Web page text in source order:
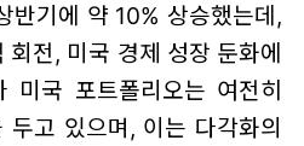
기에 약 10% 상승했는데,
전, 미국 경제 성장 둔화에
미국 포트폴리오는 여전히
고 있으며, 이는 다각화의